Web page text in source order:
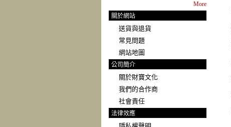
More
關於網站
送貨與退貨
常見問題
網站地圖
公司簡介
關於財寶文化
我們的合作商
社會責任
法律效應